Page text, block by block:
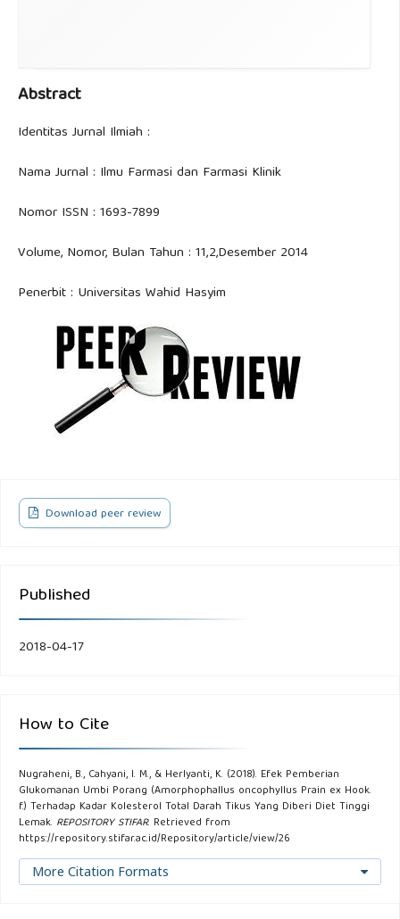
Abstract
Identitas Jurnal Ilmiah :
Nama Jurnal : Ilmu Farmasi dan Farmasi Klinik
Nomor ISSN : 1693-7899
Volume, Nomor, Bulan Tahun : 11,2,Desember 2014
Penerbit : Universitas Wahid Hasyim
Download peer review
Published
2018-04-17
How to Cite
Nugraheni, B., Cahyani, I. M., & Herlyanti, K. (2018). Efek Pemberian
Glukomanan Umbi Porang (Amorphophallus oncophyllus Prain ex Hook.
f.) Terhadap Kadar Kolesterol Total Darah Tikus Yang Diberi Diet Tinggi
Lemak. REPOSITORY STIFAR. Retrieved from
https://repository.stifar.ac.id/Repository/article/view/26
More Citation Formats